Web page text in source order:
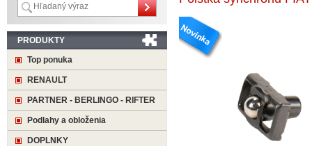
PRODUKTY
Top ponuka
RENAULT
PARTNER - BERLINGO - RIFTER
Podlahy a obloženia
DOPLNKY